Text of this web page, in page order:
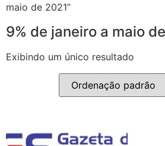
maio de 2021”
9% de janeiro a maio
Exibindo um único resultado